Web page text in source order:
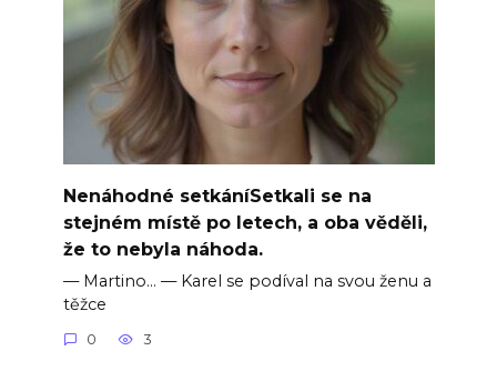
Nenáhodné setkáníSetkali se na
stejném místě po letech, a oba věděli,
že to nebyla náhoda.
— Martino… — Karel se podíval na svou ženu a
těžce
0 3